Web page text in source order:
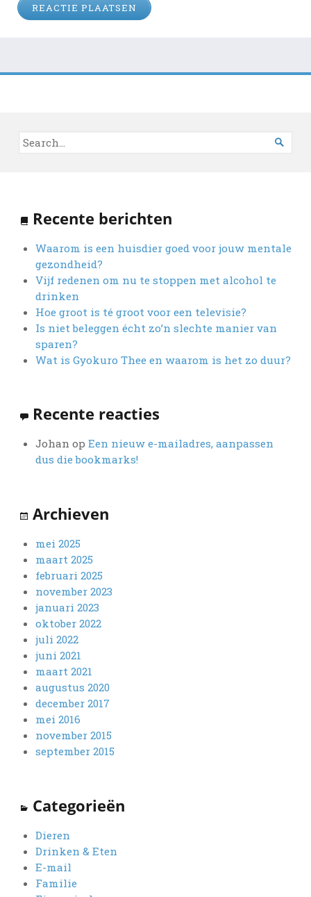

Recente berichten
Waarom is een huisdier goed voor jouw mentale
gezondheid?
Vijf redenen om nu te stoppen met alcohol te
drinken
Hoe groot is té groot voor een televisie?
Is niet beleggen écht zo’n slechte manier van
sparen?
Wat is Gyokuro Thee en waarom is het zo duur?
Recente reacties
Johan op Een nieuw e-mailadres, aanpassen
dus die bookmarks!
Archieven
mei 2025
maart 2025
februari 2025
november 2023
januari 2023
oktober 2022
juli 2022
juni 2021
maart 2021
augustus 2020
december 2017
mei 2016
november 2015
september 2015
Categorieën
Dieren
Drinken & Eten
E-mail
Familie